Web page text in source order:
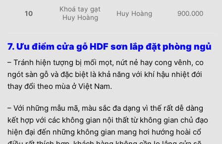
10
Khoá tay gạt
Huy Hoàng
Huy Hoàng 900.000
7. Ưu điểm cửa gỗ HDF sơn lắp đặt phòng ngủ
– Tránh hiện tượng bị mối mọt, nứt nẻ hay cong vênh, co
ngót sàn gỗ và đặc biệt là khả năng với khí hậu nhiệt đới
thay đổi theo mùa ở Việt Nam.
– Với những mẫu mã, màu sắc đa dạng vì thế rất dễ dàng
kết hợp với các không gian nội thất từ không gian chủ đạo
hiện đại đến những không gian mang hơi hướng hoài cổ